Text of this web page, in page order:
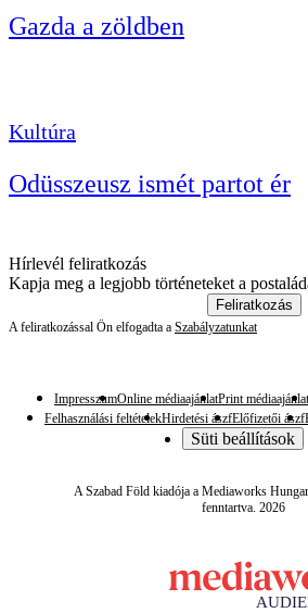
Gazda a zöldben
Kultúra
Odüsszeusz ismét partot ér
Hírlevél feliratkozás
Kapja meg a legjobb történeteket a
Feliratkozás
A feliratkozással Ön elfogadta a Szabályzatunkat
ImpresszumOnline médiaajánlatPrint médiaajánlat
Felhasználási feltételekHirdetési ászfElőfizetői ászf
Süti beállítások
A Szabad Föld kiadója a Mediaworks
fenntartva. 2026